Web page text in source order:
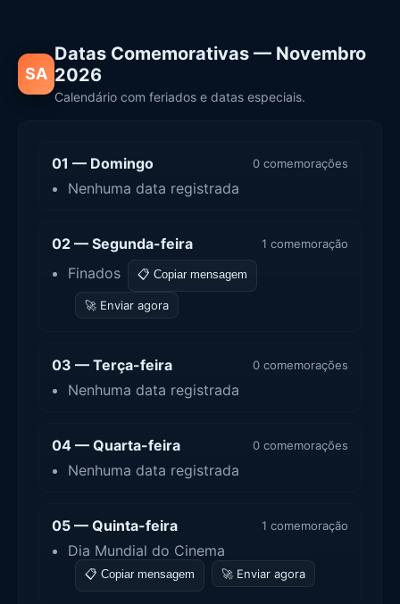
SA
Datas Comemorativas — Novembro
2026
Calendário com feriados e datas especiais.
01 — Domingo 0 comemorações
Nenhuma data registrada
02 — Segunda-feira 1 comemoração
Finados 📋 Copiar mensagem
🚀 Enviar agora
03 — Terça-feira 0 comemorações
Nenhuma data registrada
04 — Quarta-feira 0 comemorações
Nenhuma data registrada
05 — Quinta-feira 1 comemoração
Dia Mundial do Cinema
📋 Copiar mensagem 🚀 Enviar agora